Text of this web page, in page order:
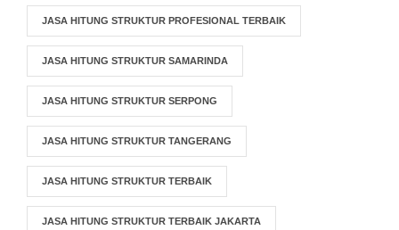
JASA HITUNG STRUKTUR PROFESIONAL TERBAIK
JASA HITUNG STRUKTUR SAMARINDA
JASA HITUNG STRUKTUR SERPONG
JASA HITUNG STRUKTUR TANGERANG
JASA HITUNG STRUKTUR TERBAIK
JASA HITUNG STRUKTUR TERBAIK JAKARTA